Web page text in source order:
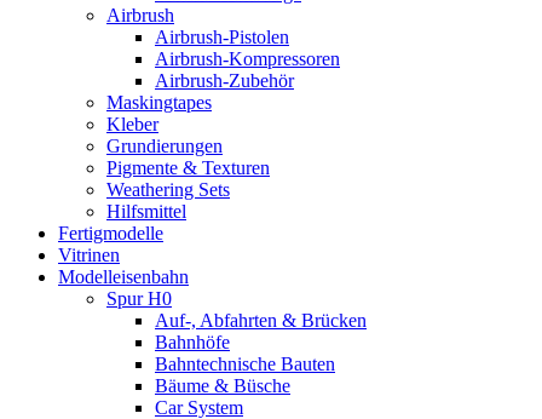
Airbrush
Airbrush-Pistolen
Airbrush-Kompressoren
Airbrush-Zubehör
Maskingtapes
Kleber
Grundierungen
Pigmente & Texturen
Weathering Sets
Hilfsmittel
Fertigmodelle
Vitrinen
Modelleisenbahn
Spur H0
Auf-, Abfahrten & Brücken
Bahnhöfe
Bahntechnische Bauten
Bäume & Büsche
Car System